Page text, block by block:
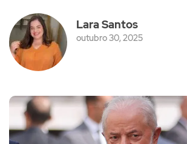
Lara Santos
outubro 30, 2025